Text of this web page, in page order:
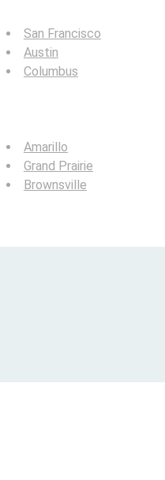
San Francisco
Austin
Columbus
Amarillo
Grand Prairie
Brownsville